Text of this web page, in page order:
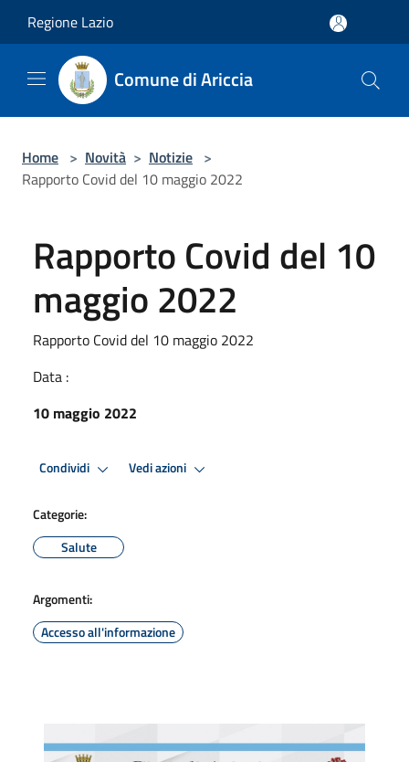
Regione Lazio
Comune di Ariccia
Home > Novità > Notizie >
Rapporto Covid del 10 maggio 2022
Rapporto Covid del 10
maggio 2022
Rapporto Covid del 10 maggio 2022
Data :
10 maggio 2022
Condividi Vedi azioni
Categorie:
Salute
Argomenti:
Accesso all'informazione